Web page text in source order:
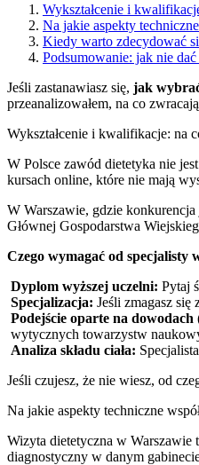
Wykształcenie i
Na jakie aspekty
Kiedy warto zdecydować
Podsumowanie: jak nie dać
Jeśli zastanawiasz się, jak
przeanalizowałem, na co
Wykształcenie i kwalifikacje: na
W Polsce zawód dietetyka nie
kursach online, które nie mają
W Warszawie, gdzie
Głównej Gospodarstwa
Czego wymagać od specjalisty
Dyplom wyższej uczelni: Pytaj
Specjalizacja: Jeśli zmagasz
Podejście oparte na
wytycznych towarzystw
Analiza składu ciała:
Jeśli czujesz, że nie wiesz, od
Na jakie aspekty techniczne
Wizyta dietetyczna w Warszawie
diagnostyczny w danym